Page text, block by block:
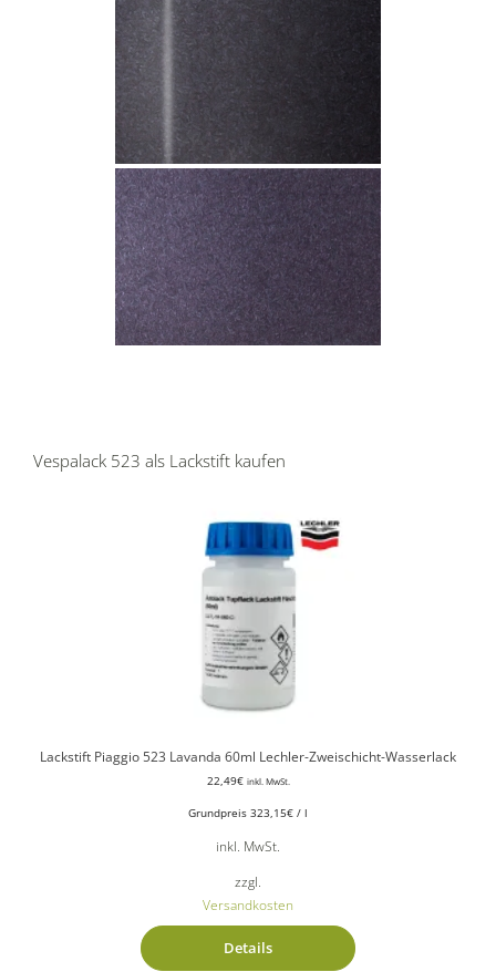
Vespalack 523 als Lackstift kaufen
Lackstift Piaggio 523 Lavanda 60ml Lechler-Zweischicht-Wasserlack
22,49€ inkl. MwSt.
Grundpreis 323,15€ / l
inkl. MwSt.
zzgl.
Versandkosten
Details